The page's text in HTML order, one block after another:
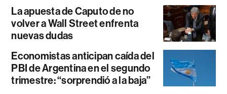
La apuesta de Caputo de no
volver a Wall Street enfrenta
nuevas dudas
Economistas anticipan caída del
PBI de Argentina en el segundo
trimestre: “sorprendió a la baja”